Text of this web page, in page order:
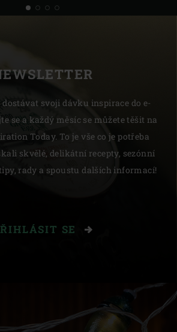
svoji dávku inspirace do e-
se a každý měsíc se můžete těšit na
Today. To je vše co je potřeba
skvělé, delikátní recepty, sezónní
rady a spoustu dalších informací!
SE